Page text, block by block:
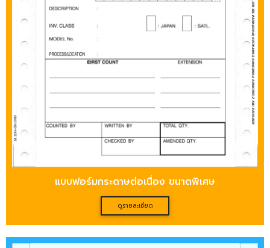
แบบฟอร์มกระดาษต่อเนื่อง ขนาดพิเศษ
ดูรายละเอียด